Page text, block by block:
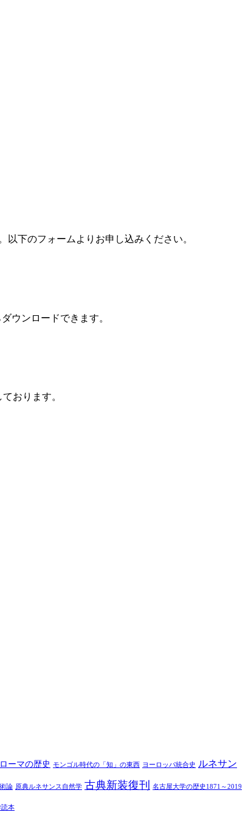
下のフォームよりお申し込みください。
ウンロードできます。
おります。
ーマの歴史 モンゴル時代の「知」の東西 ヨーロッパ統合史 ルネサン
論 原典ルネサンス自然学 古典新装復刊 名古屋大学の歴史1871～2019
読本